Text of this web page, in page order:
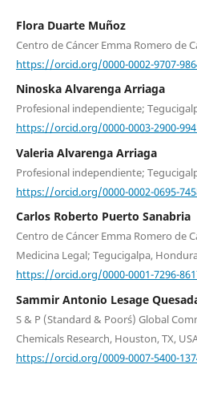
Flora Duarte Muñoz
Centro de Cáncer Emma Romero de
https://orcid.org/0000-0002-9707-
Ninoska Alvarenga Arriaga
Profesional independiente;
https://orcid.org/0000-0003-2900-
Valeria Alvarenga Arriaga
Profesional independiente;
https://orcid.org/0000-0002-0695-
Carlos Roberto Puerto Sanabria
Centro de Cáncer Emma Romero de
Medicina Legal; Tegucigalpa,
https://orcid.org/0000-0001-7296-
Sammir Antonio Lesage
S & P (Standard & Poor´s) Global
Chemicals Research, Houston, TX,
https://orcid.org/0009-0007-5400-